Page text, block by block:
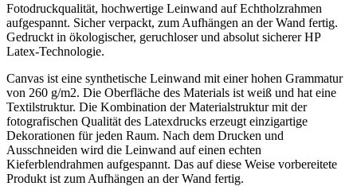
Fotodruckqualität, hochwertige Leinwand auf Echtholzrahmen
aufgespannt. Sicher verpackt, zum Aufhängen an der Wand fertig.
Gedruckt in ökologischer, geruchloser und absolut sicherer HP
Latex-Technologie.
Canvas ist eine synthetische Leinwand mit einer hohen Grammatur
von 260 g/m2. Die Oberfläche des Materials ist weiß und hat eine
Textilstruktur. Die Kombination der Materialstruktur mit der
fotografischen Qualität des Latexdrucks erzeugt einzigartige
Dekorationen für jeden Raum. Nach dem Drucken und
Ausschneiden wird die Leinwand auf einen echten
Kieferblendrahmen aufgespannt. Das auf diese Weise vorbereitete
Produkt ist zum Aufhängen an der Wand fertig.